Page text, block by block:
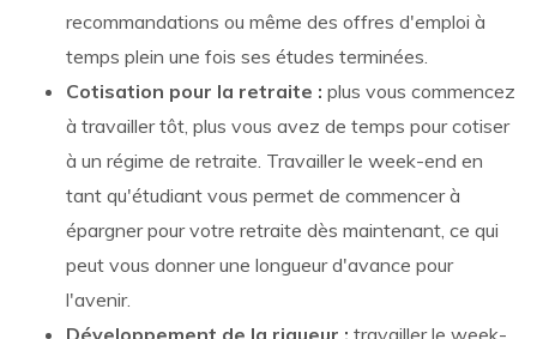
recommandations ou même des offres d'emploi à
temps plein une fois ses études terminées.
Cotisation pour la retraite : plus vous commencez
à travailler tôt, plus vous avez de temps pour cotiser
à un régime de retraite. Travailler le week-end en
tant qu'étudiant vous permet de commencer à
épargner pour votre retraite dès maintenant, ce qui
peut vous donner une longueur d'avance pour
l'avenir.
Développement de la rigueur : travailler le week-